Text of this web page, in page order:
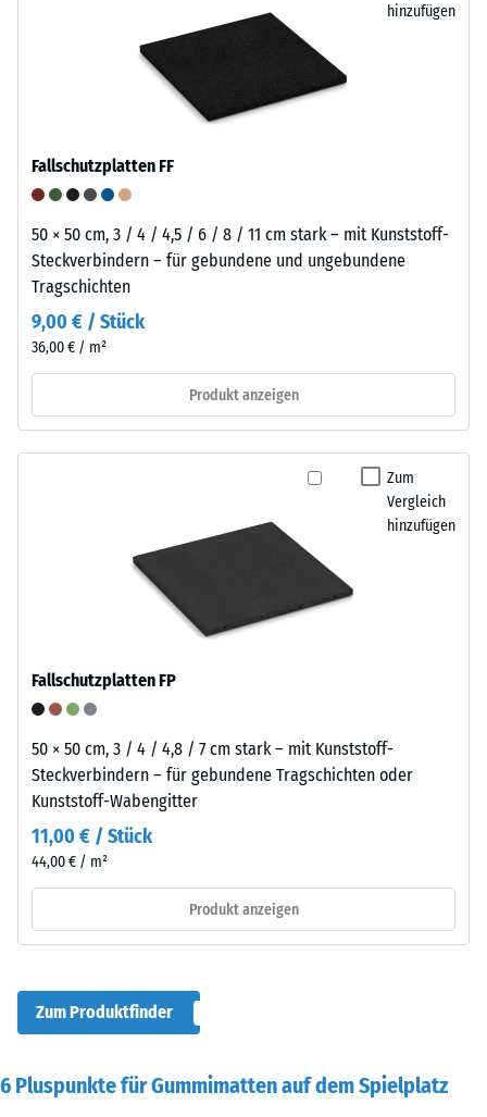
hinzufügen
Fallschutzplatten FF
50 × 50 cm, 3 / 4 / 4,5 / 6 / 8 / 11 cm stark – mit Kunststoff-
Steckverbindern – für gebundene und ungebundene
Tragschichten
9,00 € / Stück
36,00 € / m²
Produkt anzeigen
Zum
Vergleich
hinzufügen
Fallschutzplatten FP
50 × 50 cm, 3 / 4 / 4,8 / 7 cm stark – mit Kunststoff-
Steckverbindern – für gebundene Tragschichten oder
Kunststoff-Wabengitter
11,00 € / Stück
44,00 € / m²
Produkt anzeigen
Zum Produktfinder
6 Pluspunkte für Gummimatten auf dem Spielplatz